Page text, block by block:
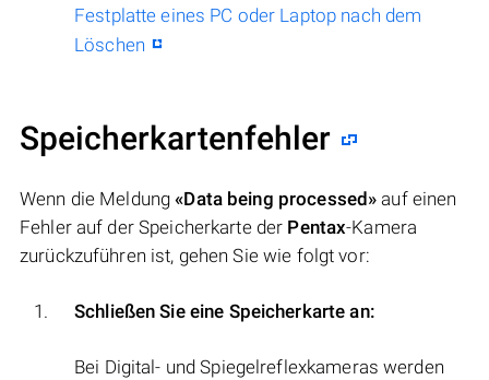
Festplatte eines PC oder Laptop nach dem
Löschen
Speicherkartenfehler
Wenn die Meldung«Data being processed» auf einen
Fehler auf der Speicherkarte der Pentax-Kamera
zurückzuführen ist, gehen Sie wie folgt vor:
Schließen Sie eine Speicherkarte an:
Bei Digital- und Spiegelreflexkameras werden